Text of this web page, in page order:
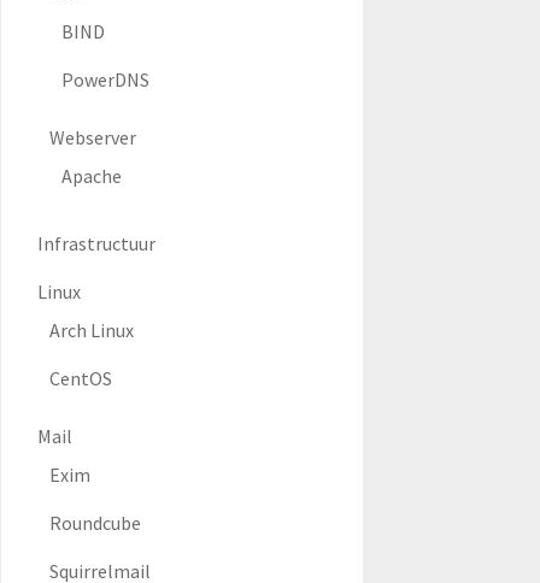
BIND
PowerDNS
Webserver
Apache
Infrastructuur
Linux
Arch Linux
CentOS
Mail
Exim
Roundcube
Squirrelmail